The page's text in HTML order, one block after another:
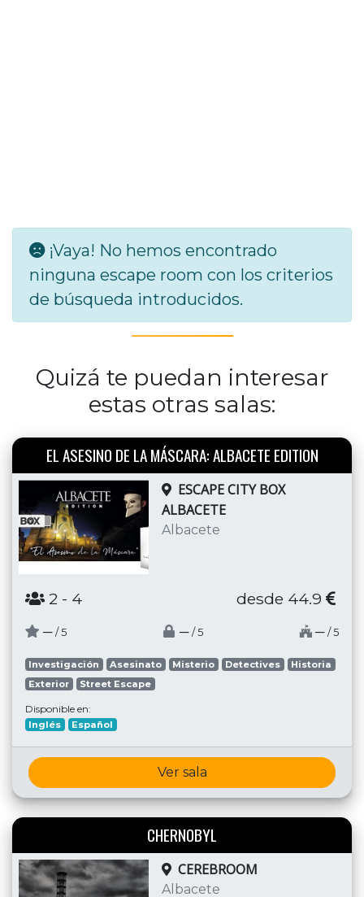
¡Vaya! No hemos encontrado
ninguna escape room con los criterios
de búsqueda introducidos.
Quizá te puedan interesar
estas otras salas:
EL ASESINO DE LA MÁSCARA: ALBACETE EDITION
ESCAPE CITY BOX
ALBACETE
Albacete
2 - 4 desde 44.9
─ / 5 ─ / 5 ─ / 5
Investigación Asesinato Misterio Detectives
Historia
Exterior
Street Escape
Disponible en:
Inglés Español
Ver sala
CHERNOBYL
CEREBROOM
Albacete